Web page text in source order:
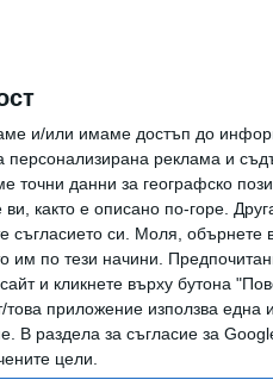
и/или имаме достъп до
персонализирана реклама и
точни данни за географско
както е описано по-горе.
съгласието си.
Моля, обърнете
им по тези начини.
и кликнете върху бутона
приложение използва
В раздела за съгласие за
цели.
запазени. Възпроизвеждането